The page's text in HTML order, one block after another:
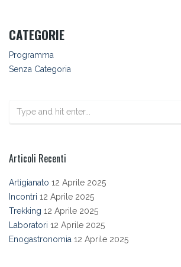
CATEGORIE
Programma
Senza Categoria
Articoli Recenti
Artigianato 12 Aprile 2025
Incontri 12 Aprile 2025
Trekking 12 Aprile 2025
Laboratori 12 Aprile 2025
Enogastronomia 12 Aprile 2025